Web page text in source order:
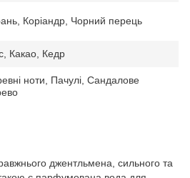
Коріандр, Чорний перець
Какао, Кедр
ноти, Пачулі, Сандалове
джентльмена, сильного та